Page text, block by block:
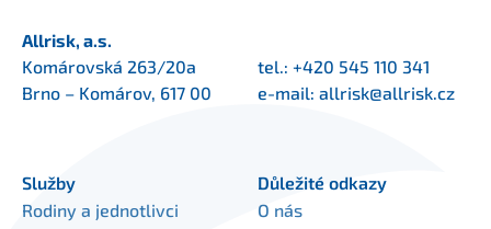
Allrisk, a.s.
Komárovská 263/20a
Brno – Komárov, 617 00
tel.: +420 545 110 341
e-mail: allrisk@allrisk.cz
Služby
Rodiny a jednotlivci
Důležité odkazy
O nás